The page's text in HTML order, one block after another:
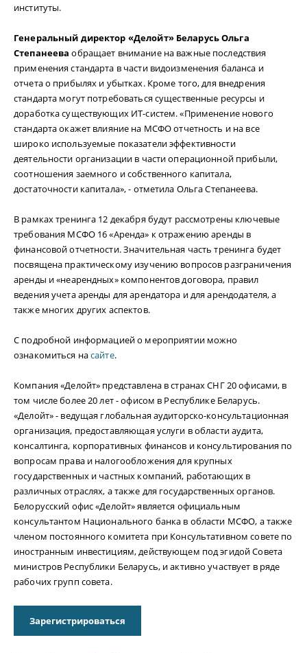
институты.
Генеральный директор «Делойт» Беларусь Ольга
Степанеева обращает внимание на важные последствия
применения стандарта в части видоизменения баланса и
отчета о прибылях и убытках. Кроме того, для внедрения
стандарта могут потребоваться существенные ресурсы и
доработка существующих ИТ-систем. «Применение нового
стандарта окажет влияние на МСФО отчетность и на все
широко используемые показатели эффективности
деятельности организации в части операционной прибыли,
соотношения заемного и собственного капитала,
достаточности капитала», - отметила Ольга Степанеева.
В рамках тренинга 12 декабря будут рассмотрены ключевые
требования МСФО 16 «Аренда» к отражению аренды в
финансовой отчетности. Значительная часть тренинга будет
посвящена практическому изучению вопросов разграничения
аренды и «неарендных» компонентов договора, правил
ведения учета аренды для арендатора и для арендодателя, а
также многих других аспектов.
С подробной информацией о мероприятии можно
ознакомиться насайте.
Компания «Делойт» представлена в странах СНГ 20 офисами, в
том числе более 20 лет - офисом в Республике Беларусь.
«Делойт» - ведущая глобальная аудиторско-консультационная
организация, предоставляющая услуги в области аудита,
консалтинга, корпоративных финансов и консультирования по
вопросам права и налогообложения для крупных
государственных и частных компаний, работающих в
различных отраслях, а также для государственных органов.
Белорусский офис «Делойт» является официальным
консультантом Национального банка в области МСФО, а также
членом постоянного комитета при Консультативном совете по
иностранным инвестициям, действующем под эгидой Совета
министров Республики Беларусь, и активно участвует в ряде
рабочих групп совета.
Зарегистрироваться